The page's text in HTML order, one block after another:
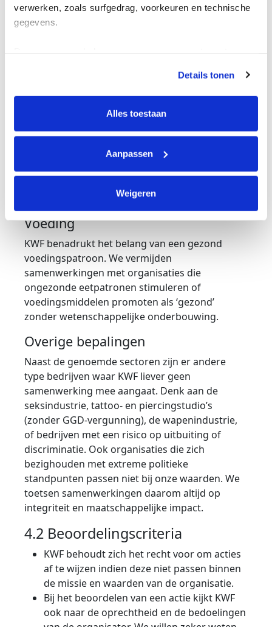
verwerken, zoals surfgedrag, voorkeuren en technische
gegevens.
tonen. Je kunt je toestemming op elk moment wijzigen of
intrekken via Cookie instellingen onderaan de pagina. De
lijst met cookies is te vinden in het tabblad “details”.
Details tonen
Alles toestaan
Aanpassen
Weigeren
worden per geval beoordeeld. Als het gebruik
van medicatie of medische hulpmiddelen de
kritisch in hoeverre er sprake is van
onze missie. Twijfel je? Overleg dan altijd vooraf.
Alternatieve geneeswijzen
onderbouwde medische zorg. Daarom werken
we niet samen met aanbieders van alternatieve
geneeswijzen die claims doen over genezing of
Voeding
KWF benadrukt het belang van een gezond
voedingspatroon. We vermijden
samenwerkingen met organisaties die
ongezonde eetpatronen stimuleren of
voedingsmiddelen promoten als ‘gezond’
zonder wetenschappelijke onderbouwing.
Overige bepalingen
Naast de genoemde sectoren zijn er andere
type bedrijven waar KWF liever geen
samenwerking mee aangaat. Denk aan de
seksindustrie, tattoo- en piercingstudio’s
(zonder GGD-vergunning), de wapenindustrie,
of bedrijven met een risico op uitbuiting of
discriminatie. Ook organisaties die zich
bezighouden met extreme politieke
standpunten passen niet bij onze waarden. We
toetsen samenwerkingen daarom altijd op
integriteit en maatschappelijke impact.
4.2 Beoordelingscriteria
KWF behoudt zich het recht voor om acties
af te wijzen indien deze niet passen binnen
de missie en waarden van de organisatie.
Bij het beoordelen van een actie kijkt KWF
ook naar de oprechtheid en de bedoelingen